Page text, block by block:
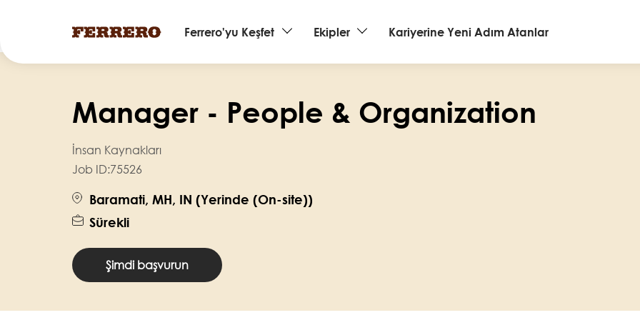
Main
navigation
Ferrero'yu Keşfet Ekipler Kariyerine Yeni Adım Atanlar
Manager - People & Organization
İnsan Kaynakları
Job ID:75526
Baramati, MH, IN (Yerinde (On-site))
Sürekli
Şimdi başvurun